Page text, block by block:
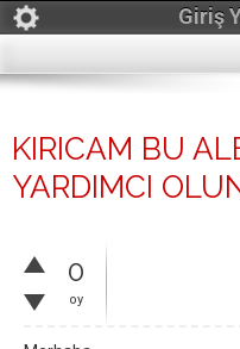
Giriş
KIRICAM BU
YARDIMCI
0
oy